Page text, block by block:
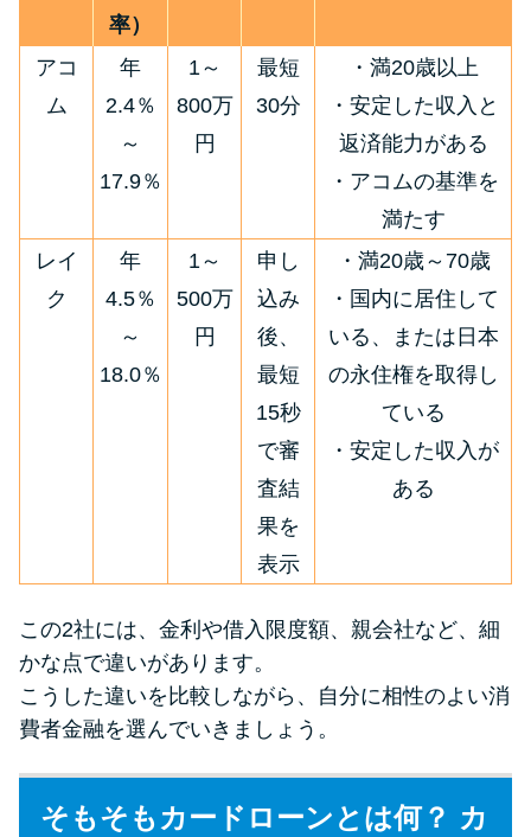
今月の家賃払えない…2ヵ月目に
は解決しないと危険な理由と対
処法3つ
家賃払えないが強制退去は避け
たい…市役所に相談より賢い方
法2選
街金とは？絶対審査通る？借金
に悩む人へ街金をおすすめしな
質屋でお金を借りるには？年利
やシステムをカードローンと比
学生がお金を借りる方法があ
る？
学生がお金を借りる方法は？親
率）
アコ
ム
年
2.4％
～
17.9％
1～
800万
円
最短
30分
・満20歳以上
・安定した収入と
返済能力がある
・アコムの基準を
満たす
レイ
ク
年
4.5％
～
18.0％
1～
500万
円
申し
込み
後、
最短
15秒
で審
査結
果を
表示
・満20歳～70歳
・国内に居住して
いる、または日本
の永住権を取得し
ている
・安定した収入が
ある
この2社には、金利や借入限度額、親会社など、細
かな点で違いがあります。
こうした違いを比較しながら、自分に相性のよい消
費者金融を選んでいきましょう。
そもそもカードローンとは何？ カ